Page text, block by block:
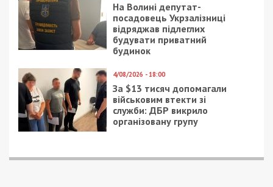
На Волині депутат-
посадовець Укрзалізниці
відряджав підлеглих
будувати приватний
будинок
4/08/2026 - 18:00
За $13 тисяч допомагали
військовим втекти зі
служби: ДБР викрило
організовану групу